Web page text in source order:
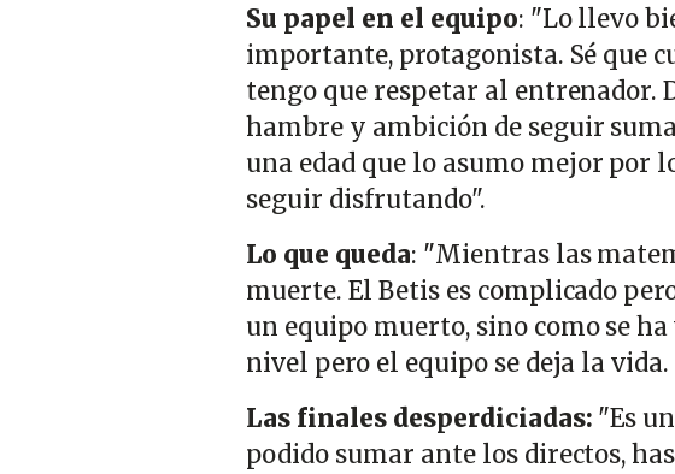
Su papel en el equipo: "Lo llevo
importante, protagonista. Sé que
tengo que respetar al entrenador.
hambre y ambición de seguir
una edad que lo asumo mejor por
seguir disfrutando".
Lo que queda: "Mientras las
muerte. El Betis es complicado
un equipo muerto, sino como se
nivel pero el equipo se deja la
Las finales desperdiciadas: "Es
podido sumar ante los directos,